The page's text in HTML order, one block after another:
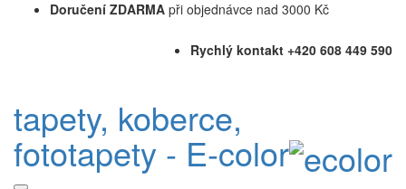
Doručení ZDARMA při objednávce nad 3000 Kč
Rychlý kontakt +420 608 449 590
tapety, koberce,
fototapety - E-color